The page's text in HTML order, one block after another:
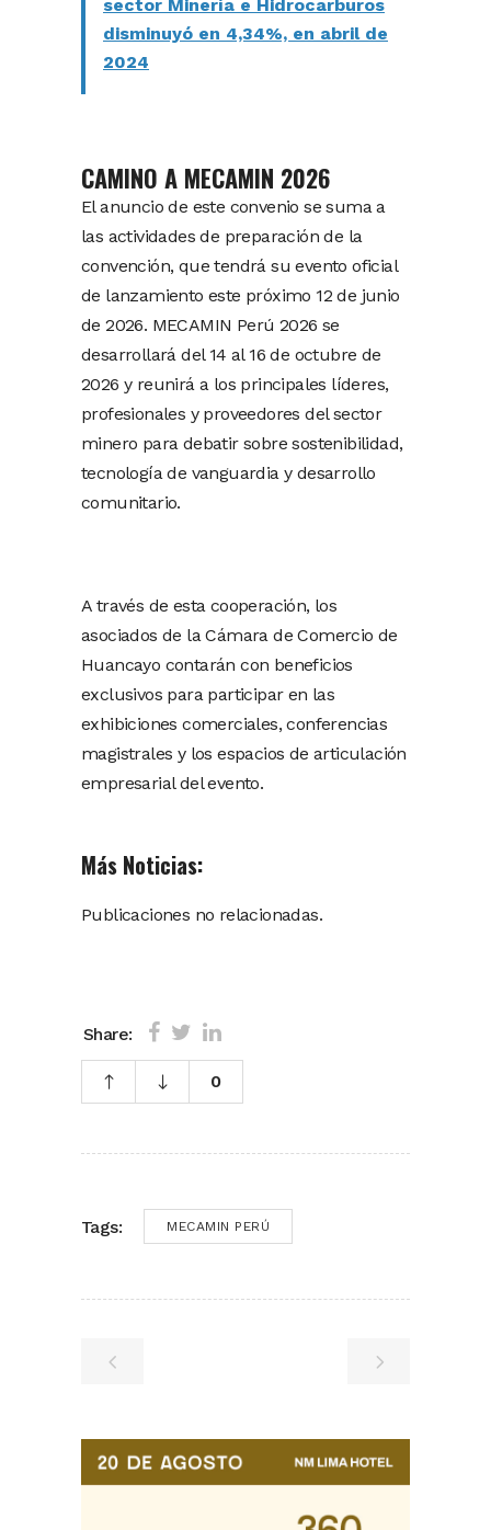
sector Minería e Hidrocarburos
disminuyó en 4,34%, en abril de
2024
CAMINO A MECAMIN 2026
El anuncio de este convenio se suma a
las actividades de preparación de la
convención, que tendrá su evento oficial
de lanzamiento este próximo 12 de junio
de 2026. MECAMIN Perú 2026 se
desarrollará del 14 al 16 de octubre de
2026 y reunirá a los principales líderes,
profesionales y proveedores del sector
minero para debatir sobre sostenibilidad,
tecnología de vanguardia y desarrollo
comunitario.
A través de esta cooperación, los
asociados de la Cámara de Comercio de
Huancayo contarán con beneficios
exclusivos para participar en las
exhibiciones comerciales, conferencias
magistrales y los espacios de articulación
empresarial del evento.
Más Noticias:
Publicaciones no relacionadas.
Share:
0
Tags: MECAMIN PERÚ